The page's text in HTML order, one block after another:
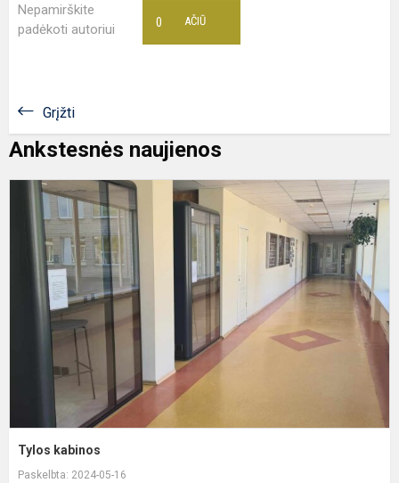
Nepamirškite
padėkoti autoriui
AČIŪ
0
Grįžti
Ankstesnės naujienos
Tylos kabinos
Paskelbta: 2024-05-16